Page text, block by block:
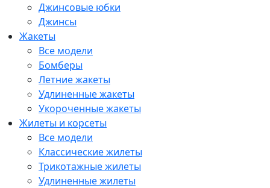
Джинсовые юбки
Джинсы
Жакеты
Все модели
Бомберы
Летние жакеты
Удлиненные жакеты
Укороченные жакеты
Жилеты и корсеты
Все модели
Классические жилеты
Трикотажные жилеты
Удлиненные жилеты